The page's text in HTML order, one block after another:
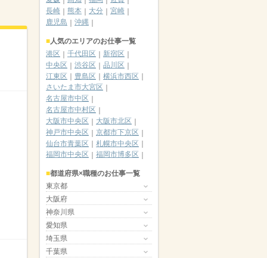
長崎
熊本 大分
宮崎
鹿児島
沖縄
人気のエリアのお仕事一覧
港区
千代田区
新宿区
中央区
渋谷区
品川区
江東区
豊島区
横浜市西区
さいたま市大宮区
名古屋市中区
名古屋市中村区
大阪市中央区
大阪市北区
神戸市中央区
京都市下京区
仙台市青葉区
札幌市中央区
福岡市中央区
福岡市博多区
都道府県×職種のお仕事一覧
東京都
大阪府
神奈川県
愛知県
埼玉県
千葉県